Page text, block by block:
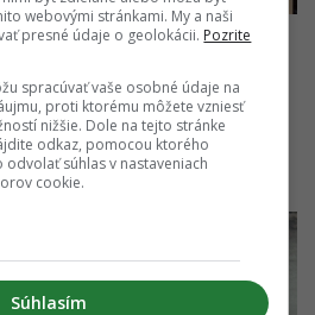
piatok, no od začiatku to ako
to ...
webovými stránkami. My a naši
presné údaje o geolokácii. Pozrite
spracúvať vaše osobné údaje na
proti ktorému môžete vzniesť
nižšie. Dole na tejto stránke
odkaz, pomocou ktorého
súhlas v nastaveniach
cookie.
Súhlasím